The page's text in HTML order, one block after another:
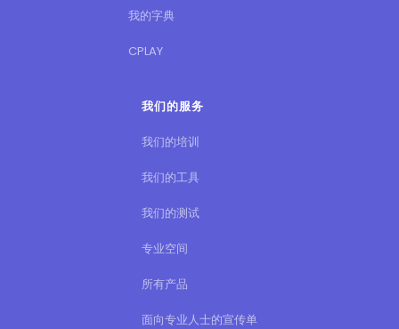
我的字典
CPLAY
我们的服务
我们的培训
我们的工具
我们的测试
专业空间
所有产品
面向专业人士的宣传单